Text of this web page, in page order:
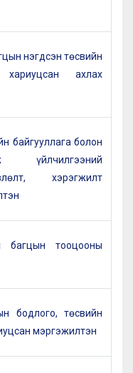
нэгдсэн төсвийн
хариуцсан ахлах
байгууллага болон
үйлчилгээний
хэрэгжилт
багцын тооцооны
бодлого, төсвийн
мэргэжилтэн